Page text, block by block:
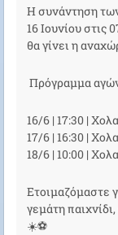
Η συνάντηση
16 Ιουνίου
θα γίνει η
Πρόγραμμα
16/6 | 17:30 |
17/6 | 16:30 |
18/6 | 10:00 |
Ετοιμαζόμαστε
γεμάτη
☀️⚽